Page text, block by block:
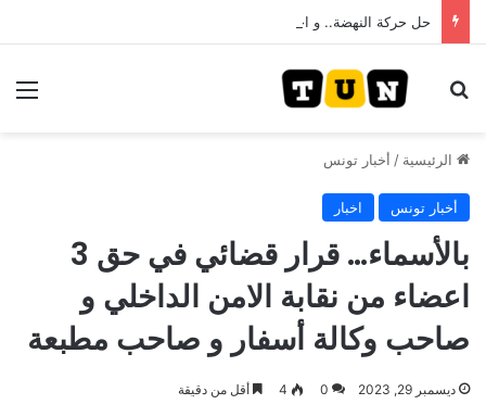
بحث عن
الرئيسية / أخبار تونس
أخبار تونس اخبار
بالأسماء… قرار قضائي في حق 3
اعضاء من نقابة الامن الداخلي و
صاحب وكالة أسفار و صاحب مطبعة
ديسمبر 29, 2023 0
4 أقل من دقيقة